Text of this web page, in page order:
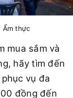
Ẩm thực
mua sắm và
hãy tìm đến
vụ đa
đồng đến